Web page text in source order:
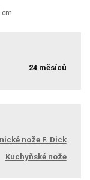
cm
24 měsíců
nože F. Dick
Kuchyňské nože